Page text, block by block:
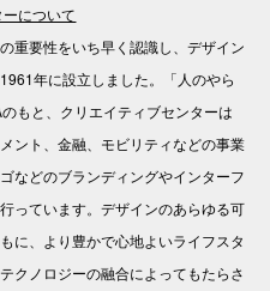
について
重要性をいち早く認識し、デザイン
年に設立しました。「人のやら
もと、クリエイティブセンターは
ント、金融、モビリティなどの事業
などのブランディングやインターフ
っています。デザインのあらゆる可
に、より豊かで心地よいライフスタ
クノロジーの融合によってもたらさ